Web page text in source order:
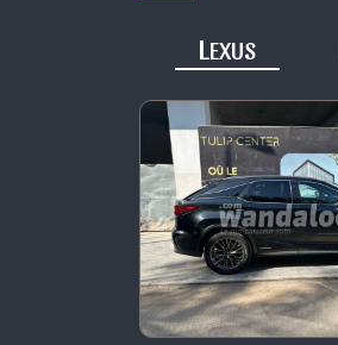
L EXUS